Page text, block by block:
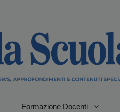
Formazione Docenti